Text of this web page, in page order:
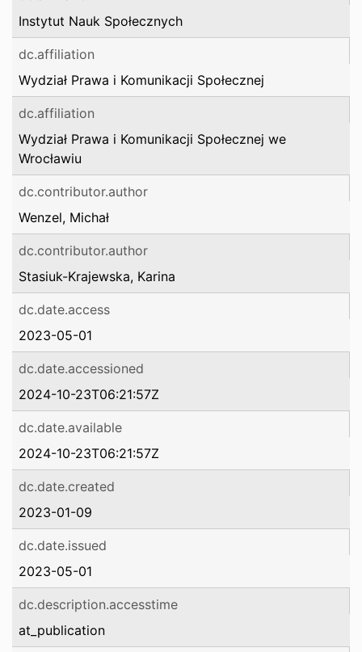
Instytut Nauk Społecznych
dc.affiliation
Wydział Prawa i Komunikacji Społecznej
dc.affiliation
Wydział Prawa i Komunikacji Społecznej we
Wrocławiu
dc.contributor.author
Wenzel, Michał
dc.contributor.author
Stasiuk-Krajewska, Karina
dc.date.access
2023-05-01
dc.date.accessioned
2024-10-23T06:21:57Z
dc.date.available
2024-10-23T06:21:57Z
dc.date.created
2023-01-09
dc.date.issued
2023-05-01
dc.description.accesstime
at_publication